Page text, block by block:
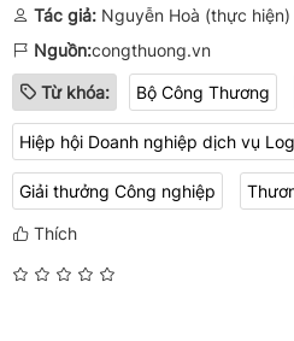
Tác giả: Nguyễn Hoà (thực hiện)
Nguồn:congthuong.vn
Từ khóa: Bộ Công Thương
Hiệp hội Doanh nghiệp dịch vụ
Giải thưởng Công nghiệp
Thích